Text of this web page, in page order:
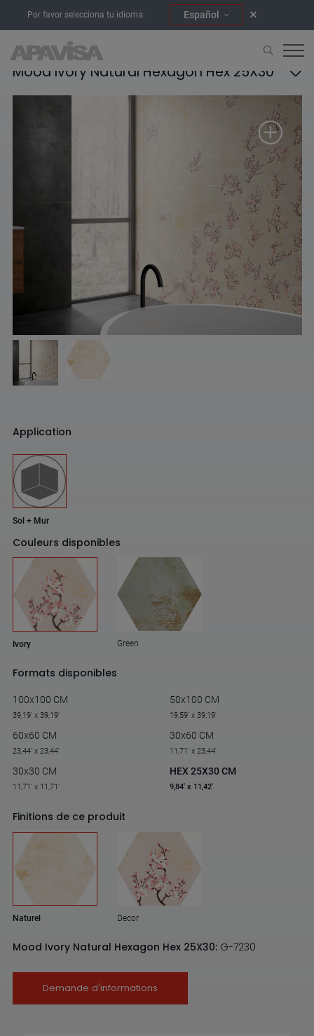
Por favor selecciona tu idioma: Español
Mood Ivory Natural Hexagon Hex 25X30
Application
Sol + Mur
Couleurs disponibles
Ivory Green
Formats disponibles
100x100 CM
39,19' x 39,19'
50x100 CM
19,59' x 39,19'
60x60 CM
23,44' x 23,44'
30x60 CM
11,71' x 23,44'
30x30 CM
11,71' x 11,71'
HEX 25X30 CM
9,84' x 11,42'
Finitions de ce produit
Naturel Decor
Mood Ivory Natural Hexagon Hex 25X30: G-7230
Demande d'informations